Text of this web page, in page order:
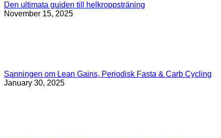
Den ultimata guiden till helkroppsträning
November 15, 2025
Sanningen om Lean Gains, Periodisk Fasta & Carb Cycling
January 30, 2025